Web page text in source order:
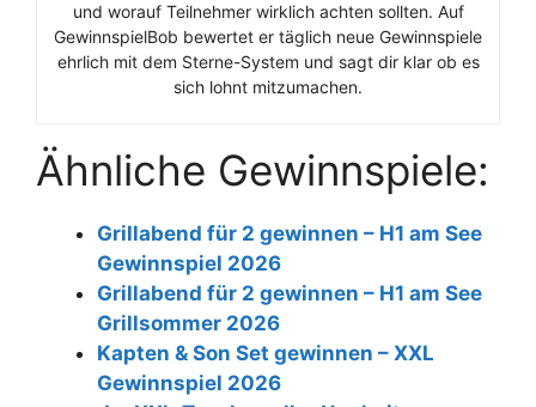
und worauf Teilnehmer wirklich achten sollten. Auf
GewinnspielBob bewertet er täglich neue Gewinnspiele
ehrlich mit dem Sterne-System und sagt dir klar ob es
sich lohnt mitzumachen.
Ähnliche Gewinnspiele:
Grillabend für 2 gewinnen – H1 am See
Gewinnspiel 2026
Grillabend für 2 gewinnen – H1 am See
Grillsommer 2026
Kapten & Son Set gewinnen – XXL
Gewinnspiel 2026